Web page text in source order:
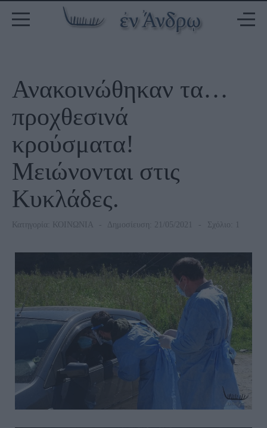
Ανακοινώθηκαν τα…
προχθεσινά
κρούσματα!
Μειώνονται στις
Κυκλάδες.
Κατηγορία: ΚΟΙΝΩΝΙΑ Δημοσίευση: 21/05/2021 Σχόλιο: 1